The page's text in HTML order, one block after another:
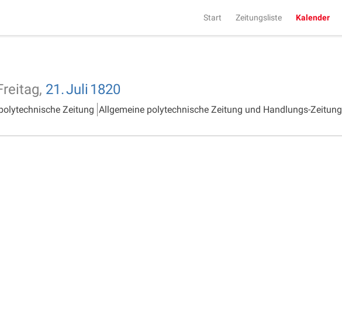
Start Zeitungsliste Kalender
21.Juli 1820
Zeitung Allgemeine polytechnische Zeitung und Handlungs-Zeitung